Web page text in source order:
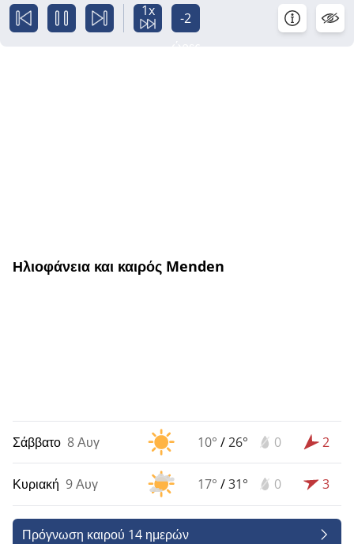
1x
-2
Ηλιοφάνεια και καιρός Menden
Σάββατο 8 Αυγ 10° /26° 0 2
Κυριακή 9 Αυγ 17° /31° 0 3
Πρόγνωση καιρού 14 ημερών